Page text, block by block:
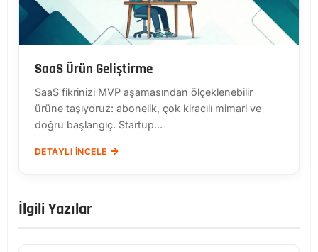
SaaS Ürün Geliştirme
SaaS fikrinizi MVP aşamasından ölçeklenebilir
ürüne taşıyoruz: abonelik, çok kiracılı mimari ve
doğru başlangıç. Startup...
DETAYLI İNCELE
İlgili Yazılar